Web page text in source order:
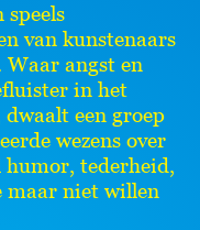
speels
van kunstenaars
angst en
in het
een groep
wezens over
tederheid,
maar niet willen